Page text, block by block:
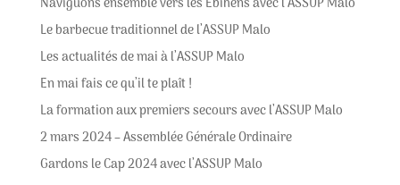
Le barbecue traditionnel de l’ASSUP Malo
Les actualités de mai à l’ASSUP Malo
En mai fais ce qu’il te plaît !
La formation aux premiers secours avec l’ASSUP Malo
2 mars 2024 – Assemblée Générale Ordinaire
Gardons le Cap 2024 avec l’ASSUP Malo